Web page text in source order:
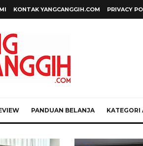
KONTAK YANGCANGGIH.COM PRIVACY
PANDUAN BELANJA KATEGORI